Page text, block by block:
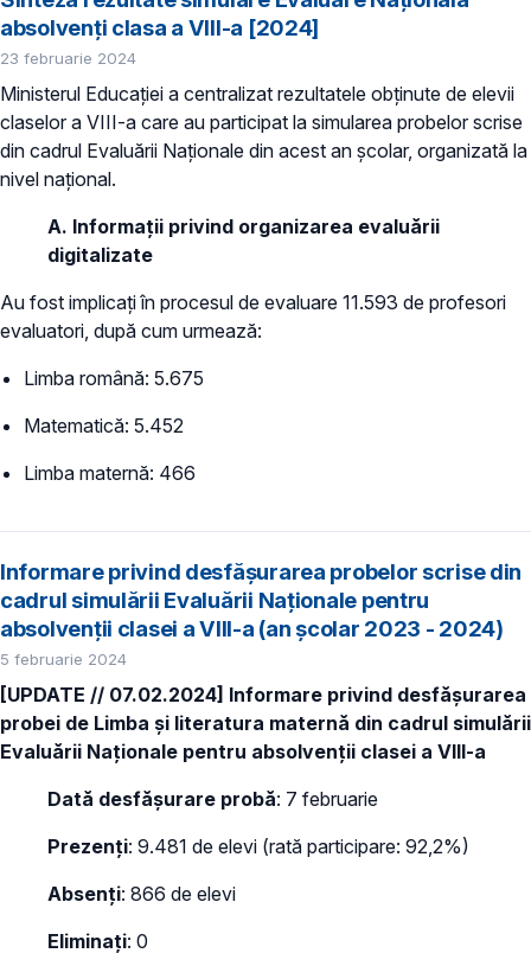
absolvenți clasa a VIII-a [2024]
23 februarie 2024
Ministerul Educației a centralizat rezultatele obținute de elevii
claselor a VIII-a care au participat la simularea probelor scrise
din cadrul Evaluării Naționale din acest an școlar, organizată la
nivel național.
A. Informații privind organizarea evaluării
digitalizate
Au fost implicați în procesul de evaluare 11.593 de profesori
evaluatori, după cum urmează:
Limba română: 5.675
Matematică: 5.452
Limba maternă: 466
Informare privind desfășurarea probelor scrise din
cadrul simulării Evaluării Naționale pentru
absolvenții clasei a VIII-a (an școlar 2023 - 2024)
5 februarie 2024
[UPDATE // 07.02.2024] Informare privind desfășurarea
probei de Limba și literatura maternă din cadrul simulării
Evaluării Naționale pentru absolvenții clasei a VIII-a
Dată desfășurare probă: 7 februarie
Prezenți: 9.481 de elevi (rată participare: 92,2%)
Absenți: 866 de elevi
Eliminați: 0